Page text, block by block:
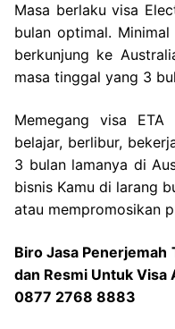
Masa berlaku visa
bulan optimal.
berkunjung ke
masa tinggal yang 3
Memegang visa
belajar, berlibur,
3 bulan lamanya di
bisnis Kamu di larang
atau mempromosikan
Biro Jasa
dan Resmi Untuk Visa
0877 2768 8883